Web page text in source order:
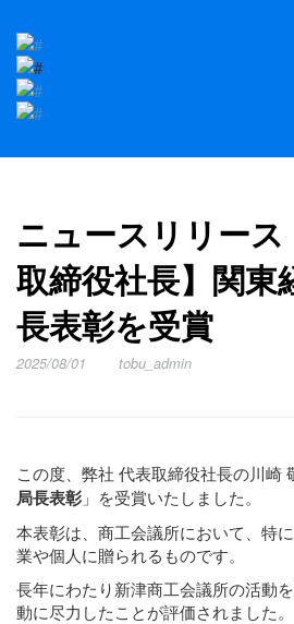
ニュースリリース
取締役社長】関東
長表彰を受賞
2025/08/01 tobu_admin
この度、弊社 代表取締役社長の川崎
局長表彰 」を受賞いたしました。
本表彰は、商工会議所において、特
業や個人に贈られるものです。
長年にわたり新津商工会議所の活動
動に尽力したことが評価されました。